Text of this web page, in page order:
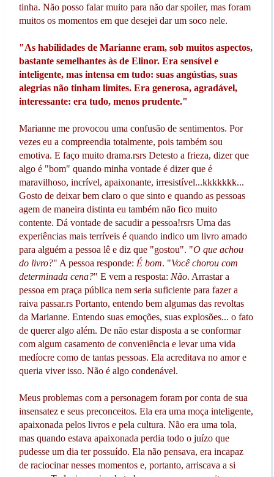
tinha. Não posso falar muito para não dar spoiler, mas foram
muitos os momentos em que desejei dar um soco nele.
"As habilidades de Marianne eram, sob muitos aspectos,
bastante semelhantes às de Elinor. Era sensível e
inteligente, mas intensa em tudo: suas angústias, suas
alegrias não tinham limites. Era generosa, agradável,
interessante: era tudo, menos prudente."
Marianne me provocou uma confusão de sentimentos. Por
vezes eu a compreendia totalmente, pois também sou
emotiva. E faço muito drama.rsrs Detesto a frieza, dizer que
algo é "bom" quando minha vontade é dizer que é
maravilhoso, incrível, apaixonante, irresistível...kkkkkkk...
Gosto de deixar bem claro o que sinto e quando as pessoas
agem de maneira distinta eu também não fico muito
contente. Dá vontade de sacudir a pessoa!rsrs Uma das
experiências mais terríveis é quando indico um livro amado
para alguém a pessoa lê e diz que "gostou". "O que achou
do livro?" A pessoa responde: É bom. "Você chorou com
determinada cena?" E vem a resposta: Não. Arrastar a
pessoa em praça pública nem seria suficiente para fazer a
raiva passar.rs Portanto, entendo bem algumas das revoltas
da Marianne. Entendo suas emoções, suas explosões... o fato
de querer algo além. De não estar disposta a se conformar
com algum casamento de conveniência e levar uma vida
medíocre como de tantas pessoas. Ela acreditava no amor e
queria viver isso. Não é algo condenável.
Meus problemas com a personagem foram por conta de sua
insensatez e seus preconceitos. Ela era uma moça inteligente,
apaixonada pelos livros e pela cultura. Não era uma tola,
mas quando estava apaixonada perdia todo o juízo que
pudesse um dia ter possuído. Ela não pensava, era incapaz
de raciocinar nesses momentos e, portanto, arriscava a si